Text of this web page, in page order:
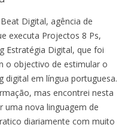
Digital, agência de
executa Projectos 8 Ps,
Estratégia Digital, que foi
o objectivo de estimular o
digital em língua portuguesa.
mas encontrei nesta
uma nova linguagem de
diariamente com muito